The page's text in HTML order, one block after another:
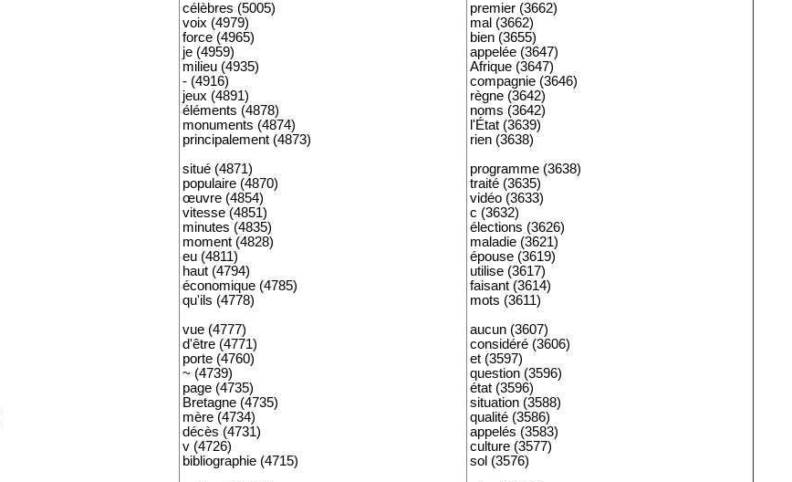
célèbres (5005)
voix (4979)
force (4965)
je (4959)
milieu (4935)
- (4916)
jeux (4891)
éléments (4878)
monuments (4874)
principalement (4873)
situé (4871)
populaire (4870)
œuvre (4854)
vitesse (4851)
minutes (4835)
moment (4828)
eu (4811)
haut (4794)
économique (4785)
qu'ils (4778)
vue (4777)
d'être (4771)
porte (4760)
~ (4739)
page (4735)
Bretagne (4735)
mère (4734)
décès (4731)
v (4726)
bibliographie (4715)
premier (3662)
mal (3662)
bien (3655)
appelée (3647)
Afrique (3647)
compagnie (3646)
règne (3642)
noms (3642)
l'État (3639)
rien (3638)
programme (3638)
traité (3635)
vidéo (3633)
c (3632)
élections (3626)
maladie (3621)
épouse (3619)
utilise (3617)
faisant (3614)
mots (3611)
aucun (3607)
considéré (3606)
et (3597)
question (3596)
état (3596)
situation (3588)
qualité (3586)
appelés (3583)
culture (3577)
sol (3576)